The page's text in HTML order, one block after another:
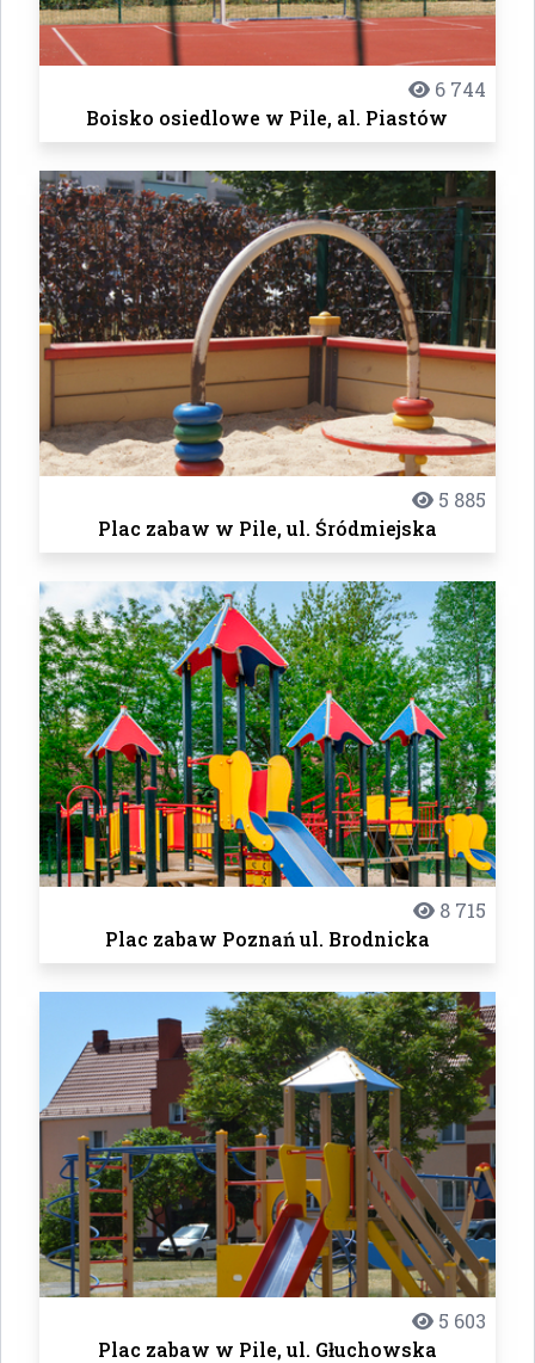
6 744
Boisko osiedlowe w Pile, al. Piastów
5 885
Plac zabaw w Pile, ul. Śródmiejska
8 715
Plac zabaw Poznań ul. Brodnicka
5 603
Plac zabaw w Pile, ul. Głuchowska